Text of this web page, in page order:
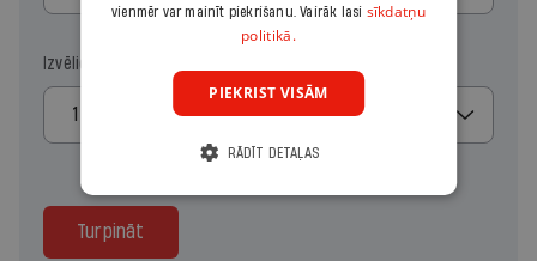
Izvēlies kopiju skaitu
1
Turpināt
vienmēr var mainīt piekrišanu. Vairāk lasi sīkdatņu
politikā.
PIEKRIST VISĀM
RĀDĪT DETAĻAS